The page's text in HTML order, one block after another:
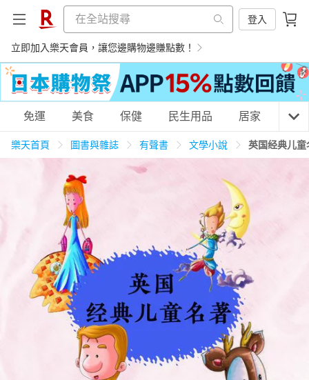
登入
立即加入樂天會員，讓您邊購物邊賺點數！
購物網分類
天天免運
居家生活 運動休閒 親子玩具
女裝 男裝 化妝保養 情趣用品
電子/紙本書
HOT
免運 美食 保健 民生用品 居家 3C
樂天首頁 圖書與雜誌 有聲書 文學小說 英国经典儿